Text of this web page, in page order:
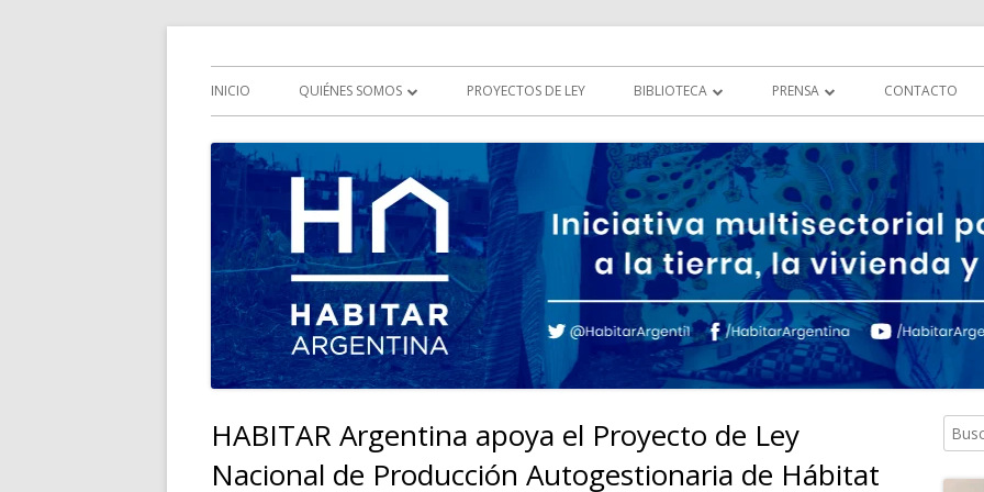
HABITAR Argentina
Menú
principal
INICIO QUIÉNES SOMOS
HISTORIA
OBJETIVOS
COMISIONES
PROYECTOS DE LEY BIBLIOTECA
LEGISLACIÓN
PRENSA
MULTIMEDIA
COMUNICADOS
CONTACTO
HABITAR Argentina apoya el Proyecto de Ley
Nacional de Producción Autogestionaria de Hábitat